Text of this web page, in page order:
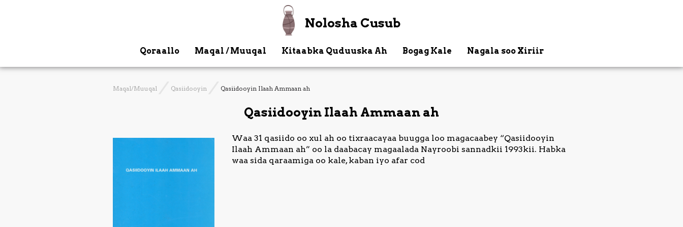
Nolosha Cusub
Qoraallo Maqal / Muuqal Kitaabka Quduuska Ah Bogag Kale Nagala soo Xiriir
Maqal/Muuqal Qasiidooyin Qasiidooyin Ilaah Ammaan ah
Qasiidooyin Ilaah Ammaan ah
Waa 31 qasiido oo xul ah oo tixraacayaa buugga loo magacaabey “Qasiidooyin
Ilaah Ammaan ah” oo la daabacay magaalada Nayroobi sannadkii 1993kii. Habka
waa sida qaraamiga oo kale, kaban iyo afar cod